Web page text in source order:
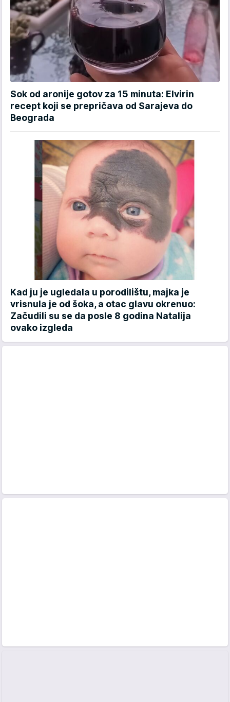
Sok od aronije gotov za 15 minuta: Elvirin
recept koji se prepričava od Sarajeva do
Beograda
Kad ju je ugledala u porodilištu, majka je
vrisnula je od šoka, a otac glavu okrenuo:
Začudili su se da posle 8 godina Natalija
ovako izgleda